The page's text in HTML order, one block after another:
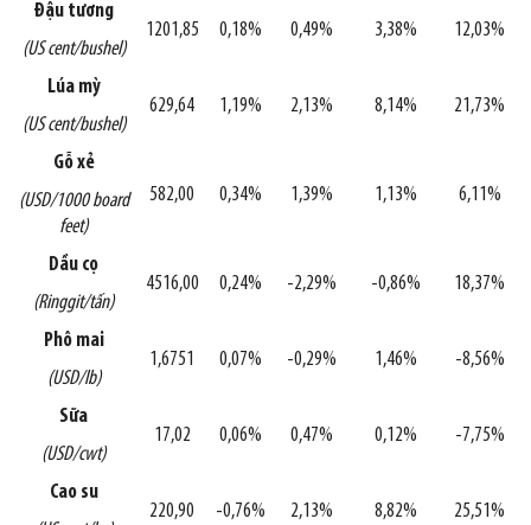
Đậu tương
(US cent/bushel)
1201,85 0,18% 0,49% 3,38% 12,03%
Lúa mỳ
(US cent/bushel)
629,64 1,19% 2,13% 8,14% 21,73%
Gỗ xẻ
(USD/1000 board
feet)
582,00 0,34% 1,39% 1,13% 6,11%
Dầu cọ
(Ringgit/tấn)
4516,00 0,24% -2,29% -0,86% 18,37%
Phô mai
(USD/lb)
1,6751 0,07% -0,29% 1,46% -8,56%
Sữa
(USD/cwt)
17,02 0,06% 0,47% 0,12% -7,75%
Cao su
220,90 -0,76% 2,13% 8,82% 25,51%